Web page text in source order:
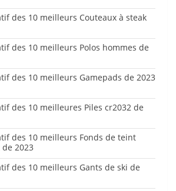
des 10 meilleurs Couteaux à steak
des 10 meilleurs Polos hommes de
des 10 meilleurs Gamepads de 2023
des 10 meilleures Piles cr2032 de
des 10 meilleurs Fonds de teint
2023
des 10 meilleurs Gants de ski de